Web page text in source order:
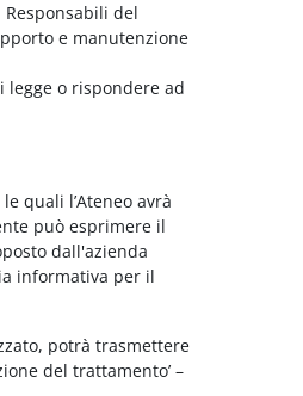
del
e manutenzione
o rispondere ad
quali l’Ateneo avrà
può esprimere il
dall'azienda
informativa per il
potrà trasmettere
del trattamento’ –